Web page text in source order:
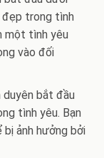
trong tình
một tình yêu
vào đối
bắt đầu
tình yêu. Bạn
ảnh hưởng bởi